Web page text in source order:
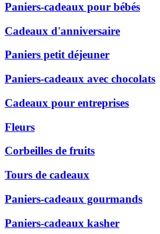
Paniers-cadeaux pour bébés
Cadeaux d'anniversaire
Paniers petit déjeuner
Paniers-cadeaux avec chocolats
Cadeaux pour entreprises
Fleurs
Corbeilles de fruits
Tours de cadeaux
Paniers-cadeaux gourmands
Paniers-cadeaux kasher